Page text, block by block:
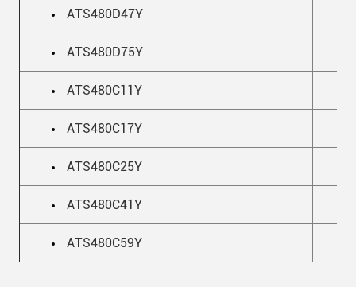
ΑΤS480D47Y
ΑΤS480D75Y
ΑΤS480C11Y
ΑΤS480C17Y
ΑΤS480C25Y
ΑΤS480C41Y
ΑΤS480C59Y